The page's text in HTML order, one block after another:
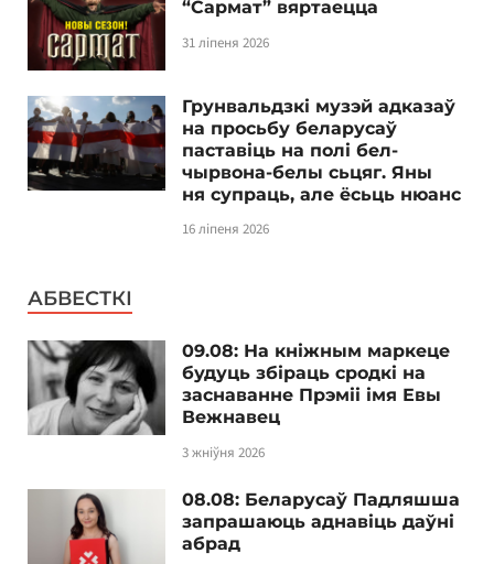
“Сармат” вяртаецца
31 ліпеня 2026
Грунвальдзкі музэй адказаў
на просьбу беларусаў
паставіць на полі бел-
чырвона-белы сьцяг. Яны
ня супраць, але ёсьць нюанс
16 ліпеня 2026
АБВЕСТКІ
09.08: На кніжным маркеце
будуць збіраць сродкі на
заснаванне Прэміі імя Евы
Вежнавец
3 жніўня 2026
08.08: Беларусаў Падляшша
запрашаюць аднавіць даўні
абрад